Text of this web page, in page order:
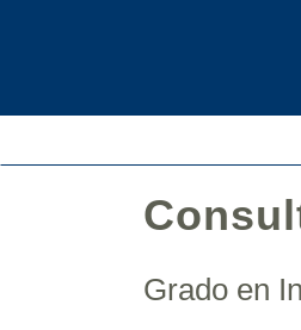
Grado en